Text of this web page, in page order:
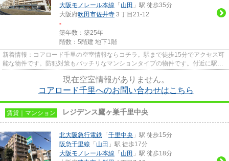
大阪モノレール本線 「 山田 」駅 徒歩35分
大阪府吹田市佐井寺 ３丁目21-12
-
築年数：築25年
階数：5階建 地下1階
新着情報：コアロード千里の空室情報ならコチラ。駅まで徒歩15分でアクセス可
能な物件です。防犯対策もバッチリなマンションタイプの物件です。付近に駅が
現在空室情報がありません。
コアロード千里へのお問い合わせはこちら
賃貸｜マンション レジデンス鷹ヶ巣千里中央
北大阪急行電鉄 「 千里中央 」駅 徒歩15分
阪急千里線 「 山田 」駅 徒歩17分
大阪モノレール本線 「 山田 」駅 徒歩18分